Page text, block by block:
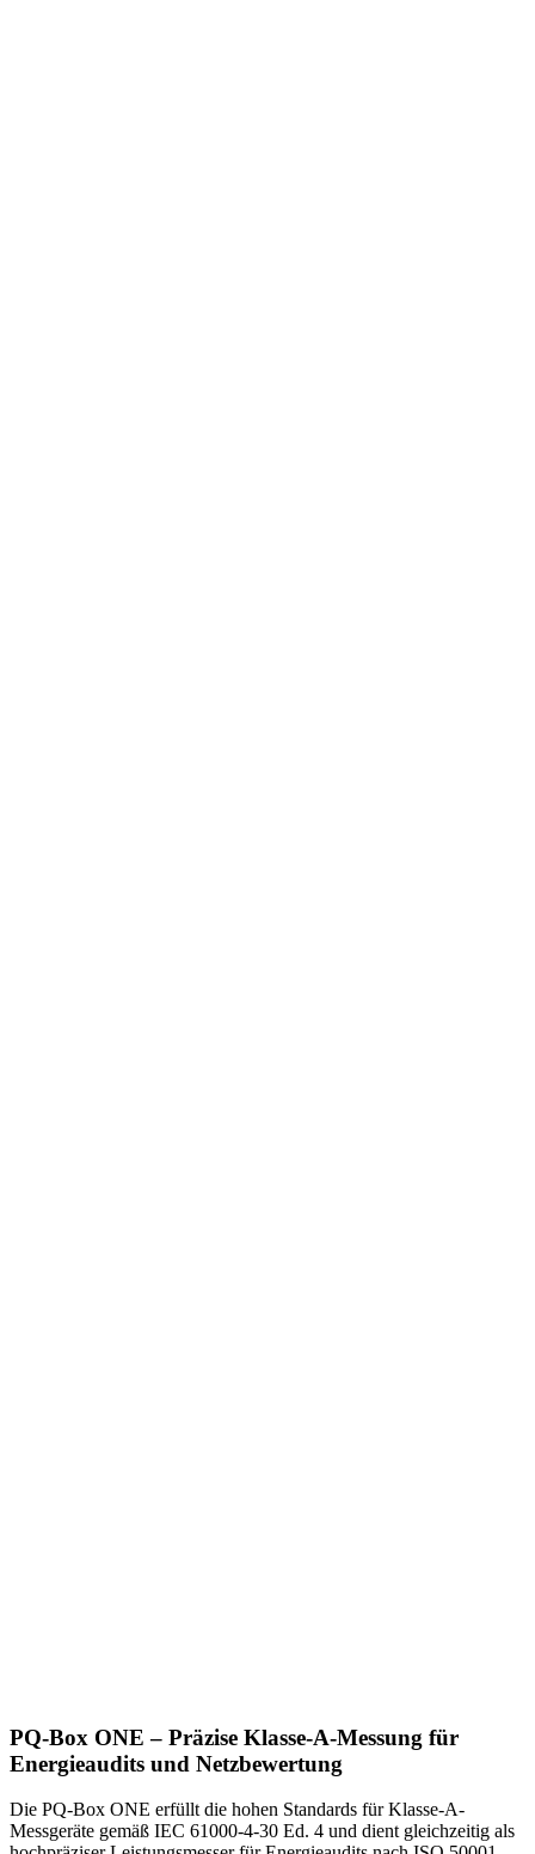
PQ-Box ONE – Präzise Klasse-A-Messung für
Energieaudits und Netzbewertung
Die PQ-Box ONE erfüllt die hohen Standards für Klasse-A-
Messgeräte gemäß IEC 61000-4-30 Ed. 4 und dient gleichzeitig als